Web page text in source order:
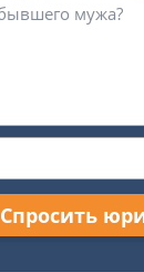
Спросить